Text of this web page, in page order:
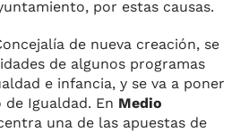
por estas causas.
de nueva creación, se
de algunos programas
e infancia, y se va a poner
Igualdad. En Medio
una de las apuestas de